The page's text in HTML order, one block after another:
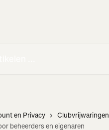
en Privacy
Clubvrijwaringen
beheerders en eigenaren